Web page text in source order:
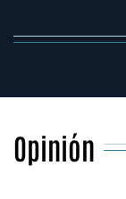
Opinión